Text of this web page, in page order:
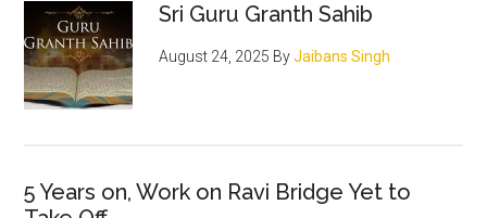
Sri Guru Granth Sahib
August 24, 2025 ByJaibans Singh
5 Years on, Work on Ravi Bridge Yet to